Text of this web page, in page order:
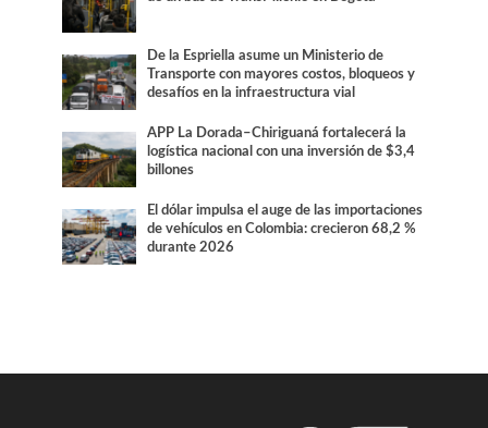
De la Espriella asume un Ministerio de
Transporte con mayores costos, bloqueos y
desafíos en la infraestructura vial
APP La Dorada–Chiriguaná fortalecerá la
logística nacional con una inversión de $3,4
billones
El dólar impulsa el auge de las importaciones
de vehículos en Colombia: crecieron 68,2 %
durante 2026